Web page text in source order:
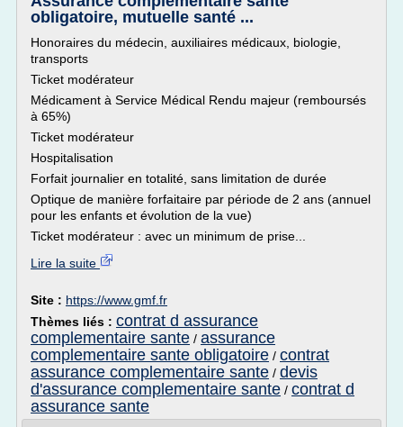
obligatoire, mutuelle santé ...
Honoraires du médecin, auxiliaires médicaux, biologie,
transports
Ticket modérateur
Médicament à Service Médical Rendu majeur (remboursés
à 65%)
Ticket modérateur
Hospitalisation
Forfait journalier en totalité, sans limitation de durée
Optique de manière forfaitaire par période de 2 ans (annuel
pour les enfants et évolution de la vue)
Ticket modérateur : avec un minimum de prise...
Lire la suite
Site : https://www.gmf.fr
Thèmes liés : contrat d assurance
complementaire sante / assurance
complementaire sante obligatoire / contrat
assurance complementaire sante / devis
d'assurance complementaire sante / contrat d
assurance sante